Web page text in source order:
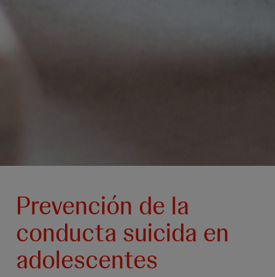
Prevención de la
conducta suicida en
adolescentes